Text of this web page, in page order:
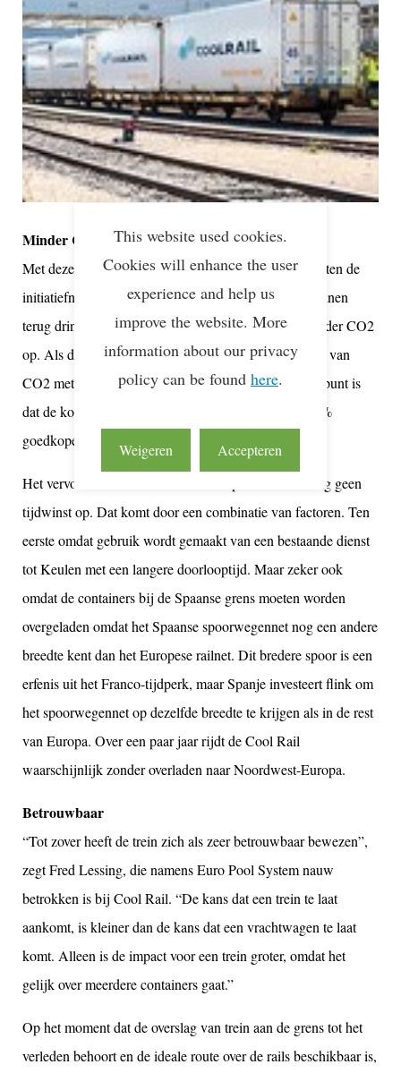
Minder CO2
Met deze nieuwe aanvoerlijn naar Rotterdam verwachten de
initiatiefnemers de uitstoot van CO2 nog verder te kunnen
terug dringen. De trein naar Keulen levert al 70% minder CO2
op. Als de trein doorrijdt naar Rotterdam is de uitstoot van
CO2 met 80 tot 90% terug te dringen. Een ander pluspunt is
dat de kostprijs omlaag kan. In potentie is de trein 30%
goedkoper dan het transport over de weg.
Het vervoer met de Cool Rail levert op dit moment nog geen
tijdwinst op. Dat komt door een combinatie van factoren. Ten
eerste omdat gebruik wordt gemaakt van een bestaande dienst
tot Keulen met een langere doorlooptijd. Maar zeker ook
omdat de containers bij de Spaanse grens moeten worden
overgeladen omdat het Spaanse spoorwegennet nog een andere
breedte kent dan het Europese railnet. Dit bredere spoor is een
erfenis uit het Franco-tijdperk, maar Spanje investeert flink om
het spoorwegennet op dezelfde breedte te krijgen als in de rest
van Europa. Over een paar jaar rijdt de Cool Rail
waarschijnlijk zonder overladen naar Noordwest-Europa.
Betrouwbaar
“Tot zover heeft de trein zich als zeer betrouwbaar bewezen”,
zegt Fred Lessing, die namens Euro Pool System nauw
betrokken is bij Cool Rail. “De kans dat een trein te laat
aankomt, is kleiner dan de kans dat een vrachtwagen te laat
komt. Alleen is de impact voor een trein groter, omdat het
gelijk over meerdere containers gaat.”
Op het moment dat de overslag van trein aan de grens tot het
verleden behoort en de ideale route over de rails beschikbaar is,
This website used cookies.
Cookies will enhance the user
experience and help us
improve the website. More
information about our privacy
policy can be found here.
Weigeren Accepteren